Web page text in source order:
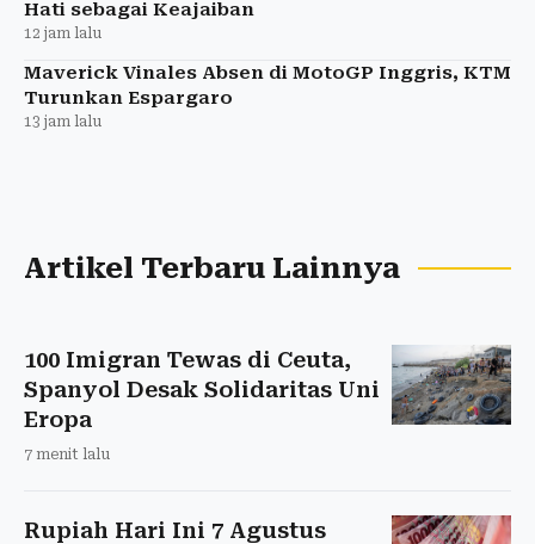
Hati sebagai Keajaiban
12 jam lalu
Maverick Vinales Absen di MotoGP Inggris, KTM
Turunkan Espargaro
13 jam lalu
Artikel Terbaru Lainnya
100 Imigran Tewas di Ceuta,
Spanyol Desak Solidaritas Uni
Eropa
7 menit lalu
Rupiah Hari Ini 7 Agustus